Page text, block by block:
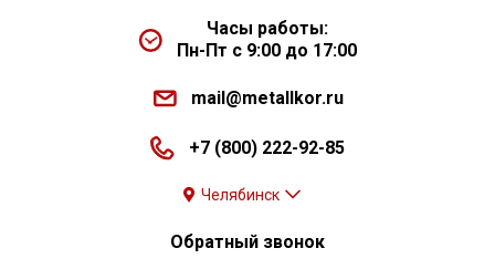
Часы работы:
Пн-Пт с 9:00 до 17:00
mail@metallkor.ru
+7 (800) 222-92-85
Челябинск
Обратный звонок